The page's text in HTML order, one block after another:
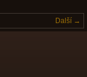
Další →